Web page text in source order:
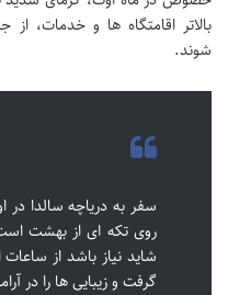
بالاتر اقامتگاه ها و
شوند.
سفر به دریاچه سالدا در
روی تکه ای از بهشت
شاید نیاز باشد از
گرفت و زیبایی ها را در